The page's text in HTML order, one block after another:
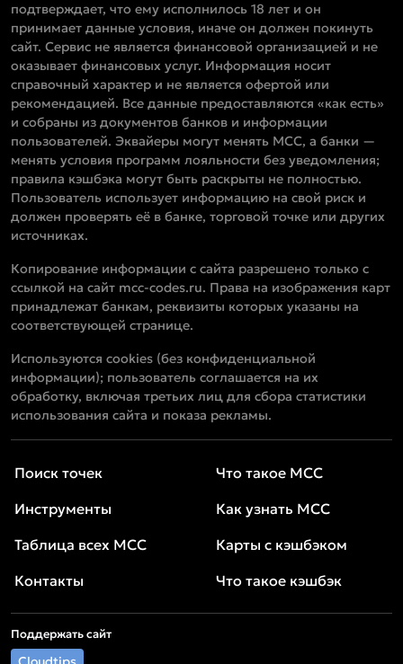
подтверждает, что ему исполнилось 18 лет и он
принимает данные условия, иначе он должен покинуть
сайт. Сервис не является финансовой организацией и не
оказывает финансовых услуг. Информация носит
справочный характер и не является офертой или
рекомендацией. Все данные предоставляются «как есть»
и собраны из документов банков и информации
пользователей. Эквайеры могут менять MCC, а банки —
менять условия программ лояльности без уведомления;
правила кэшбэка могут быть раскрыты не полностью.
Пользователь использует информацию на свой риск и
должен проверять её в банке, торговой точке или других
источниках.
Копирование информации с сайта разрешено только с
ссылкой на сайт mcc-codes.ru. Права на изображения карт
принадлежат банкам, реквизиты которых указаны на
соответствующей странице.
Используются cookies (без конфиденциальной
информации); пользователь соглашается на их
обработку, включая третьих лиц для сбора статистики
использования сайта и показа рекламы.
Поиск точек
Инструменты
Таблица всех MCC
Контакты
Что такое MCC
Как узнать MCC
Карты с кэшбэком
Что такое кэшбэк
Поддержать сайт